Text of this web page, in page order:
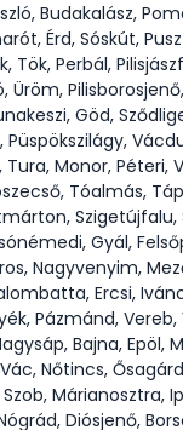
Budakalász,
Érd, Sóskút,
Tök, Perbál,
Üröm,
Göd,
Monor, Péteri,
Tóalmás,
Szigetújfalu,
Gyál,
Nagyvenyim,
Ercsi,
Pázmánd,
Bajna,
Nőtincs,
Márianosztra,
Diósjenő,